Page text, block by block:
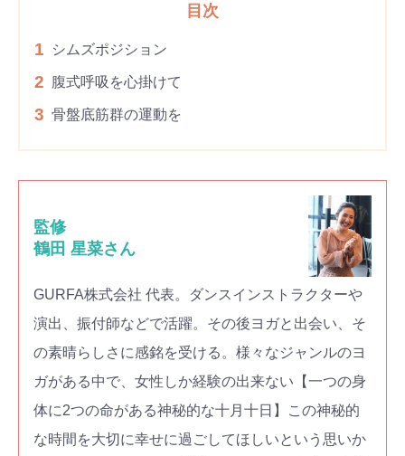
目次
1 シムズポジション
2 腹式呼吸を心掛けて
3 骨盤底筋群の運動を
監修
鶴田 星菜さん
GURFA株式会社 代表。ダンスインストラクターや
演出、振付師などで活躍。その後ヨガと出会い、そ
の素晴らしさに感銘を受ける。様々なジャンルのヨ
ガがある中で、女性しか経験の出来ない【一つの身
体に2つの命がある神秘的な十月十日】この神秘的
な時間を大切に幸せに過ごしてほしいという思いか